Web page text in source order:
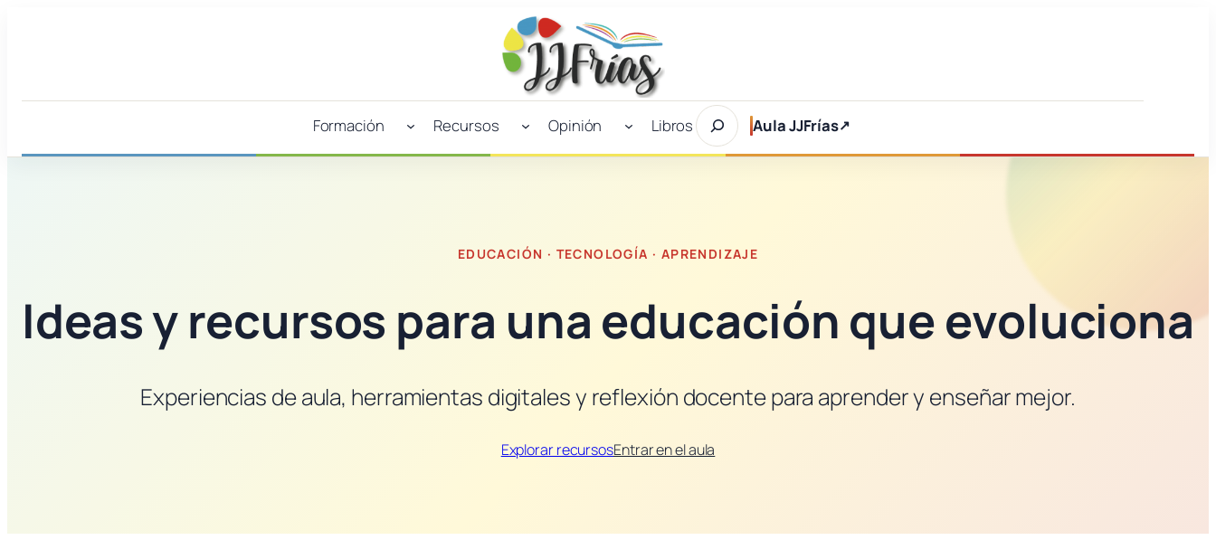
Formación Recursos Opinión Libros
Buscar
en
JJFrías
Aula JJFrías
EDUCACIÓN · TECNOLOGÍA · APRENDIZAJE
Ideas y recursos para una educación que evoluciona
Experiencias de aula, herramientas digitales y reflexión docente para aprender y enseñar mejor.
Explorar recursosEntrar en el aula